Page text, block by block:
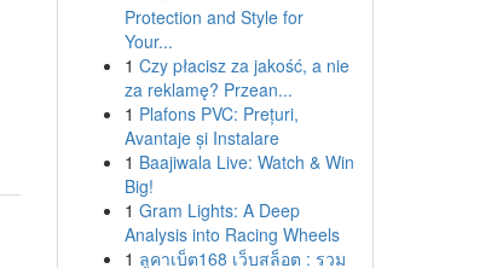
Protection and Style for
Your...
1 Czy płacisz za jakość, a nie
za reklamę? Przean...
1 Plafons PVC: Prețuri,
Avantaje și Instalare
1 Baajiwala Live: Watch & Win
Big!
1 Gram Lights: A Deep
Analysis into Racing Wheels
1 ลูคาเบ็ต168 เว็บสล็อต : รวม